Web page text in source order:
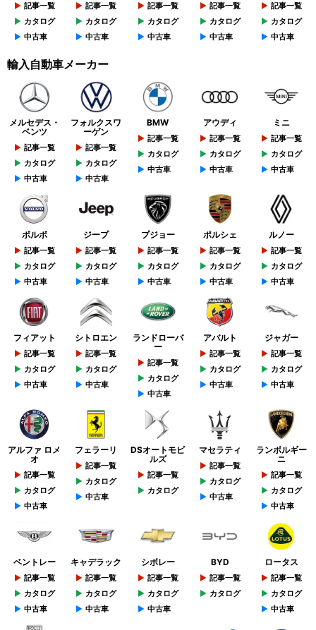
記事一覧
カタログ
中古車
記事一覧
カタログ
中古車
記事一覧
カタログ
中古車
記事一覧
カタログ
中古車
記事一覧
カタログ
中古車
輸入自動車メーカー
メルセデス・
ベンツ
記事一覧
カタログ
中古車
フォルクスワ
ーゲン
記事一覧
カタログ
中古車
BMW
記事一覧
カタログ
中古車
アウディ
記事一覧
カタログ
中古車
ミニ
記事一覧
カタログ
中古車
ボルボ
記事一覧
カタログ
中古車
ジープ
記事一覧
カタログ
中古車
プジョー
記事一覧
カタログ
中古車
ポルシェ
記事一覧
カタログ
中古車
ルノー
記事一覧
カタログ
中古車
フィアット
記事一覧
カタログ
中古車
シトロエン
記事一覧
カタログ
中古車
ランドローバ
ー
記事一覧
カタログ
中古車
アバルト
記事一覧
カタログ
中古車
ジャガー
記事一覧
カタログ
中古車
アルファ ロメ
オ
記事一覧
カタログ
中古車
フェラーリ
記事一覧
カタログ
中古車
DSオートモビ
ルズ
記事一覧
カタログ
マセラティ
記事一覧
カタログ
中古車
ランボルギー
ニ
記事一覧
カタログ
中古車
ベントレー
記事一覧
カタログ
中古車
キャデラック
記事一覧
カタログ
中古車
シボレー
記事一覧
カタログ
中古車
BYD
記事一覧
カタログ
ロータス
記事一覧
カタログ
中古車